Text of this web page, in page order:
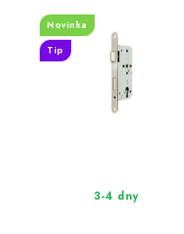
pro cylindrickou vložku
Novinka
Tip
3-4 dny